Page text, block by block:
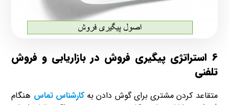
6 استراتژی پیگیری فروش در بازاریابی و فروش
تلفنی
متقاعد کردن مشتری برای گوش دادن بهکارشناس تماس هنگام